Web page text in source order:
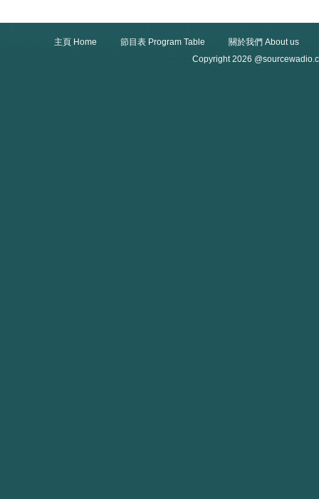
主頁 Home 節目表 Program Table
關於我們 About us
Copyright 2026